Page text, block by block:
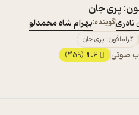
پری جان
گوینده:بهرام شاه محمدلو
گرامافون: پری جان
صوتی 4.6
(359)